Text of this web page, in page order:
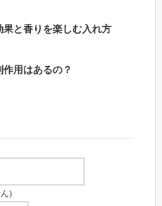
果と香りを楽しむ入れ方
用はあるの？
)